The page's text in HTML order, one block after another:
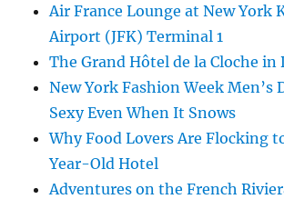
Air France Lounge at New York
Airport (JFK) Terminal 1
The Grand Hôtel de la Cloche in
New York Fashion Week Men’s
Sexy Even When It Snows
Why Food Lovers Are Flocking
Year-Old Hotel
Adventures on the French